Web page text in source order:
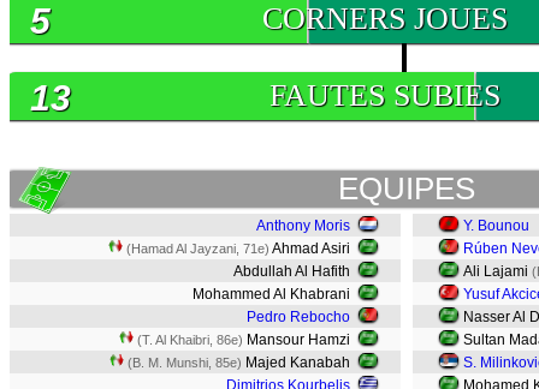
CORNERS JOUES
5
FAUTES SUBIES
13
EQUIPES
Anthony Moris
(Hamad Al Jayzani, 71e) Ahmad Asiri
Abdullah Al Hafith
Mohammed Al Khabrani
Pedro Rebocho
(T. Al Khaibri, 86e) Mansour Hamzi
(B. M. Munshi, 85e) Majed Kanabah
Dimitrios Kourbelis
Y. Bounou
Rúben
Ali Lajami
Yusuf
Nasser Al
Sultan
S.
Mohamed